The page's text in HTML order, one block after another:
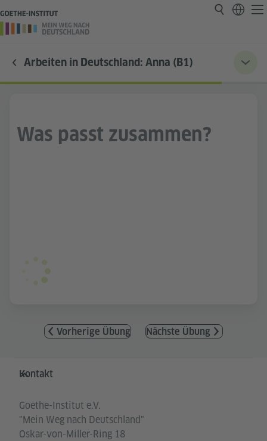
Arbeiten in Deutschland: Anna (B1)
Was passt zusammen?
Vorherige Übung Nächste Übung
Service- und Informationsbereich
Kontakt
Goethe-Institut e.V.
"Mein Weg nach Deutschland"
Oskar-von-Miller-Ring 18